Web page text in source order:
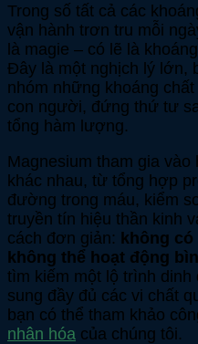
Trong số tất cả các
vận hành trơn tru mỗi
là magie – có lẽ là
Đây là một nghịch lý lớn,
nhóm những khoáng chất
con người, đứng thứ tư
tổng hàm lượng.
Magnesium tham gia
khác nhau, từ tổng hợp
đường trong máu, kiểm
truyền tín hiệu thần kinh
cách đơn giản: không có
không thể hoạt động
tìm kiếm một lộ trình
sung đầy đủ các vi chất
bạn có thể tham khảo
nhân hóa của chúng tôi.